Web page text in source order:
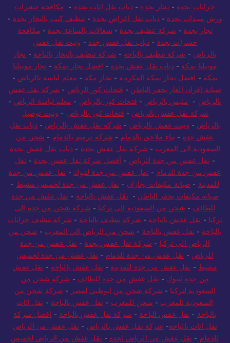
خزانات بجدة - نجار بجدة - دباب نقل اثاث بجدة - مكافحة حشرات
ورش مبيدات بجدة -دباب نقل اغراض بجدة -تنظيف كنب بالبخار بجدة -
نجار بجدة - شركة تنظيف بجدة - شغالات بالساعة بجدة - مكافحة
حشرات بجدة - دباب نقل عفش جده - ونيت نقل عفش
بالرياض - شركة تنظيف بالباحة - شركة تنظيف بالبخار بالباحة - نجار
موبيليا بمكة -دباب نقل عفش بجدة - افضل نجار بمكة - نجار موبيليا
بمكة - افضل نجار بمكة المكرمة - نجار مكة - معلم لياسة بالرياض -
صيانة افران الغاز بحفر الباطن - فتحات كور الرياض - شركة نقل عفش
بالرياض - مليس بالرياض - فتحات كور بالرياض - معلم لياسة الرياض -
شركة نقل عفش بالرياض - فتحات كور بالرياض - ونيت توصيل
بالرياض - ونيت عفش بالرياض - شركة نقل عفش بالرياض -دباب نقل
عفش جدة - بناء ملاحق بالدمام - شركة ترميم بالدمام - شحن من
السعودية الى المغرب - شركة نقل عفش بجدة - دباب نقل عفش بجدة
- نقل عفش من جدة للرياض - أفضل شركة نقل عفش بجدة - نقل
عفش من جدة للدمام - نقل عفش من جدة لتبوك - نقل عفش من جدة
للمدينة - صيانة مكيفات بجازان - نقل عفش من جدة لخميس مشيط -
صيانة مكيفات بحفر الباطن - نقل عفش بالباحة - نقل عفش من جدة
للطائف - شحن من السعودية الى تركيا - شركة شحن من جدة الى
تركيا - نقل عفش بالباحة - شركة تنظيف بالباحة - شركة تنظيف خزانات
بالباحة - نقل عفش بالباحة - شحن من الرياض الي المغرب - شحن من
الرياض الى تركيا - شركة نقل عفش بجدة - نقل عفش من جدة
للرياض - نقل عفش من جدة للدمام - نقل عفش من جدة لخميس
مشيط - نقل عفش من جدة للمدينة - نقل عفش بالباحة - نقل عفش
من جدة لتبوك - نقل عفش من جدة للطائف - شركة شحن من
السعودية لتركيا - شركة شحن من ابوظبي لمصر - شركة شحن من
السعودية للمغرب - شحن للمغرب - نقل عفش بالباحة - نقل اثاث
بالباحة - نقل عفش الباحة - شركة نقل عفش بالباحة - افضل شركة
نقل اثاث بالباحة- شركة نقل عفش بالرياض - نقل عفش من الرياض
للدمام - نقل عفش من الرياض لجدة - نقل عفش من الرياض لخميس